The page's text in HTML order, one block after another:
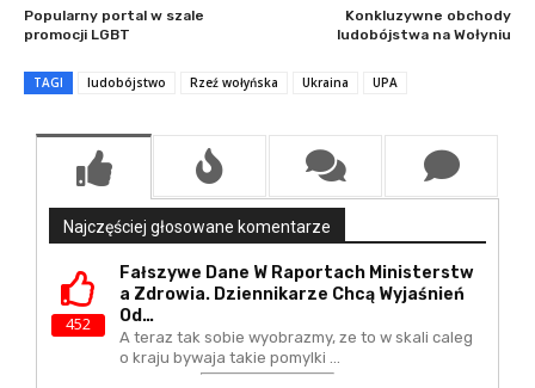
Popularny portal w szale
promocji LGBT
Konkluzywne obchody
ludobójstwa na Wołyniu
TAGI ludobójstwo Rzeź wołyńska Ukraina UPA
Najczęściej głosowane komentarze
452
Fałszywe Dane W Raportach Ministerstw
A Zdrowia. Dziennikarze Chcą Wyjaśnień
Od…
A teraz tak sobie wyobrazmy, ze to w skali caleg
o kraju bywaja takie pomylki ...